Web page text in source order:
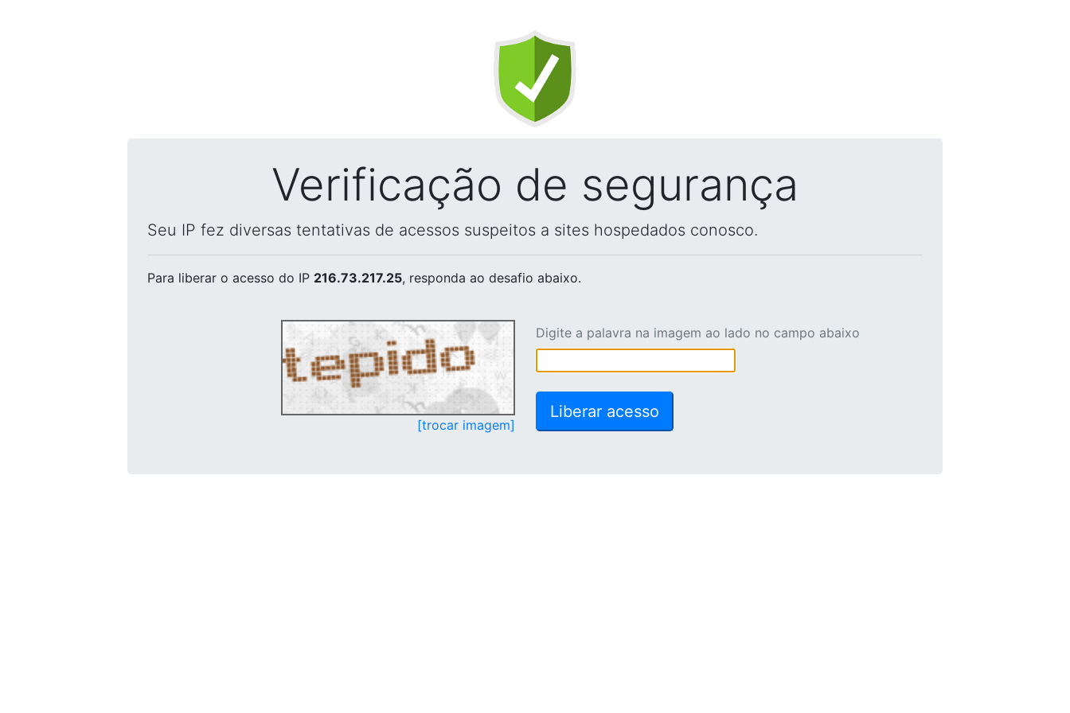
Verificação de segurança
Seu IP fez diversas tentativas de acessos suspeitos a sites hospedados conosco.
Para liberar o acesso do IP 216.73.217.25, responda ao desafio abaixo.
[trocar imagem]
Digite a palavra na imagem ao lado no campo abaixo